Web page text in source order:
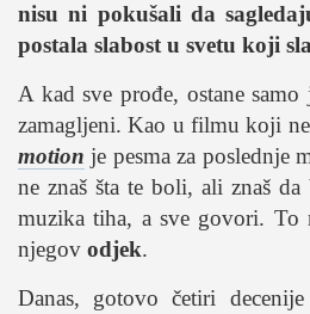
nisu ni pokušali da
postala slabost u svetu koji
A kad sve prođe, ostane samo
zamagljeni. Kao u filmu koji ne
motion je pesma za poslednje
ne znaš šta te boli, ali znaš
muzika tiha, a sve govori. To
njegov odjek.
Danas, gotovo četiri